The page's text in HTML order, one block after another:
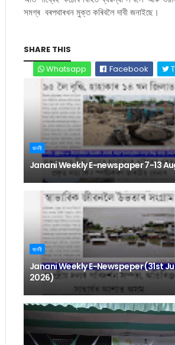
সমগ্ৰ বৰপথাৰখন মুক্ত কৰিবলৈ দাবী জনাইছে।
SHARE THIS
Whatsapp
Facebook
জননী
Janani Weekly E-newspaper 7-13
জননী
Janani Weekly E-Newspeper (31st
2026)